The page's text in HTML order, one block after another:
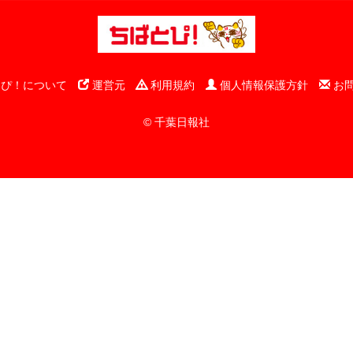
！について 運営元 利用規約 個人情報保護方針 お
© 千葉日報社